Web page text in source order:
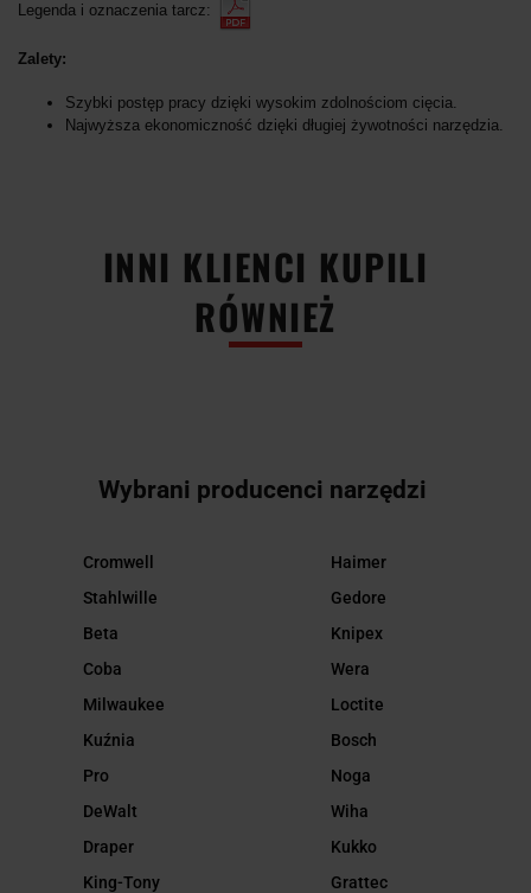
Legenda i oznaczenia tarcz:
Zalety:
Szybki postęp pracy dzięki wysokim zdolnościom cięcia.
Najwyższa ekonomiczność dzięki długiej żywotności narzędzia.
INNI KLIENCI KUPILI
RÓWNIEŻ
Wybrani producenci narzędzi
Cromwell
Stahlwille
Beta
Coba
Milwaukee
Kuźnia
Pro
DeWalt
Draper
King-Tony
Haimer
Gedore
Knipex
Wera
Loctite
Bosch
Noga
Wiha
Kukko
Grattec